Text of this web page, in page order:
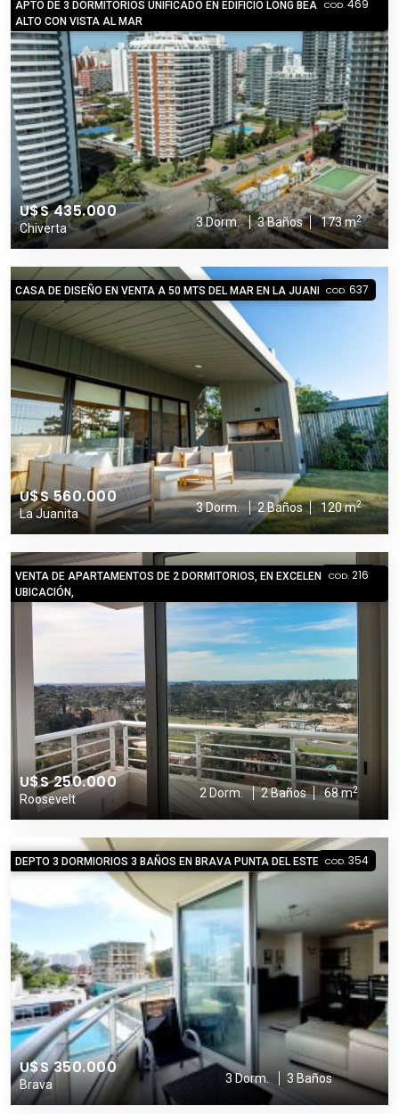
APTO DE 3 DORMITORIOS UNIFICADO EN EDIFICIO LONG BEACH! PISO
ALTO CON VISTA AL MAR
COD. 469
U$S 435.000
Chiverta 3 Dorm. 3 Baños 173 m2
CASA DE DISEÑO EN VENTA A 50 MTS DEL MAR EN LA JUANITACOD. 637
U$S 560.000
La Juanita 3 Dorm. 2 Baños 120 m2
VENTA DE APARTAMENTOS DE 2 DORMITORIOS, EN EXCELENTE
UBICACIÓN,
COD. 216
U$S 250.000
Roosevelt 2 Dorm. 2 Baños 68 m2
DEPTO 3 DORMIORIOS 3 BAÑOS EN BRAVA PUNTA DEL ESTE COD. 354
U$S 350.000
Brava 3 Dorm. 3 Baños